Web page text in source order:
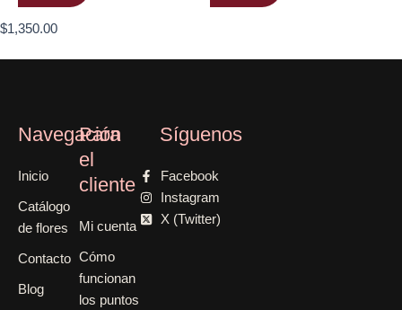
$1,350.00
Navegación
Inicio
Catálogo
de flores
Contacto
Blog
Para
el
cliente
Mi cuenta
Cómo
funcionan
los puntos
Síguenos
Facebook
Instagram
X (Twitter)